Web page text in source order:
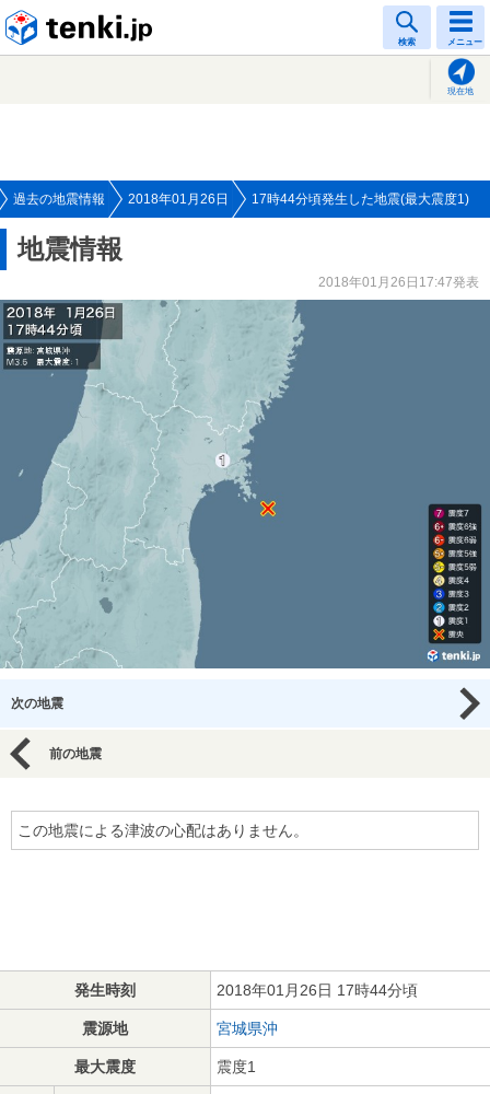
検索 メニュー
現在地
過去の地震情報 2018年01月26日 17時44分頃発生した地震(最大震度1)
地震情報
2018年01月26日17:47発表
次の地震
前の地震
この地震による津波の心配はありません。
発生時刻 2018年01月26日 17時44分頃
震源地 宮城県沖
最大震度 震度1